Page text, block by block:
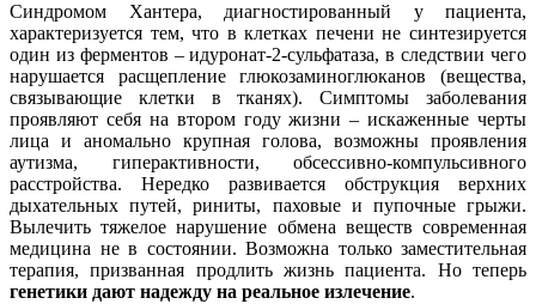
Синдромом Хантера, диагностированный у пациента,
характеризуется тем, что в клетках печени не синтезируется
один из ферментов – идуронат-2-сульфатаза, в следствии чего
нарушается расщепление глюкозаминоглюканов (вещества,
связывающие клетки в тканях). Симптомы заболевания
проявляют себя на втором году жизни – искаженные черты
лица и аномально крупная голова, возможны проявления
аутизма, гиперактивности, обсессивно-компульсивного
расстройства. Нередко развивается обструкция верхних
дыхательных путей, риниты, паховые и пупочные грыжи.
Вылечить тяжелое нарушение обмена веществ современная
медицина не в состоянии. Возможна только заместительная
терапия, призванная продлить жизнь пациента. Но теперь
генетики дают надежду на реальное излечение.